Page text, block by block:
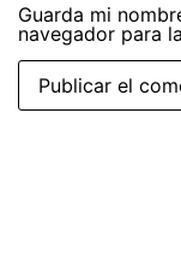
Guarda mi
navegador para